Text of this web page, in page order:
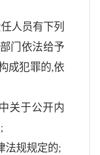
人员有下列
门依法给予
成犯罪的,依
关于公开内
法规规定的;